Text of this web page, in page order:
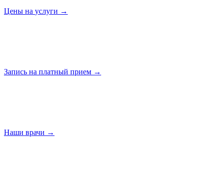
Цены на услуги →
Запись на платный прием →
Наши врачи →